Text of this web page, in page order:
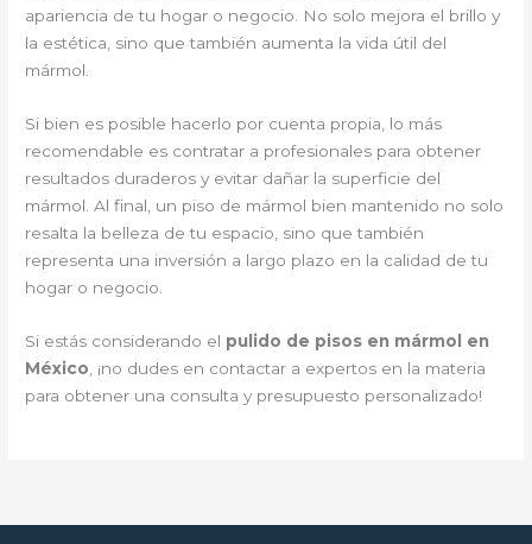
apariencia de tu hogar o negocio. No solo mejora el brillo y
la estética, sino que también aumenta la vida útil del
mármol.
Si bien es posible hacerlo por cuenta propia, lo más
recomendable es contratar a profesionales para obtener
resultados duraderos y evitar dañar la superficie del
mármol. Al final, un piso de mármol bien mantenido no solo
resalta la belleza de tu espacio, sino que también
representa una inversión a largo plazo en la calidad de tu
hogar o negocio.
Si estás considerando el pulido de pisos en mármol en
México , ¡no dudes en contactar a expertos en la materia
para obtener una consulta y presupuesto personalizado!